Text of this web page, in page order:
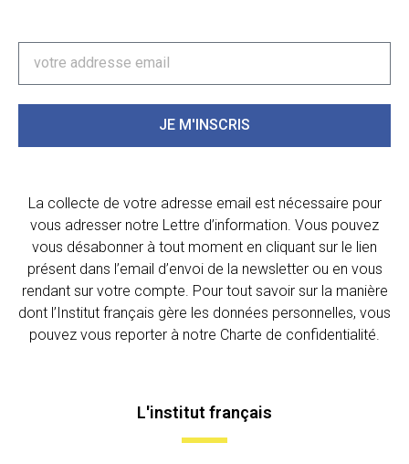
JE M'INSCRIS
La collecte de votre adresse email est nécessaire pour
vous adresser notre Lettre d’information. Vous pouvez
vous désabonner à tout moment en cliquant sur le lien
présent dans l’email d’envoi de la newsletter ou en vous
rendant sur votre compte. Pour tout savoir sur la manière
dont l’Institut français gère les données personnelles, vous
pouvez vous reporter à notre Charte de confidentialité.
L'institut français